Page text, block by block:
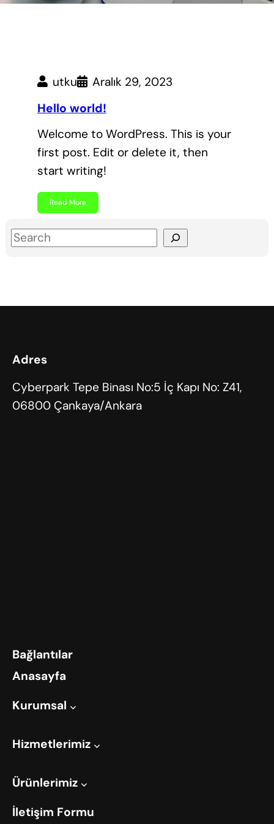
utku
Aralık 29, 2023
Hello world!
Welcome to WordPress. This is your
first post. Edit or delete it, then
start writing!
Read More
S
c
Adres
Cyberpark Tepe Binası No:5 İç Kapı No: Z41,
06800 Çankaya/Ankara
Bağlantılar
Anasayfa
Kurumsal
Hizmetlerimiz
Ürünlerimiz
İletişim Formu